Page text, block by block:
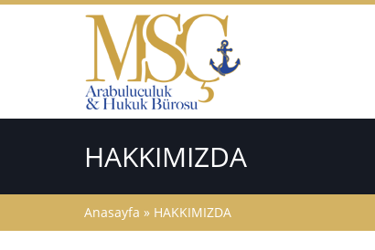
HAKKIMIZDA
Anasayfa » HAKKIMIZDA